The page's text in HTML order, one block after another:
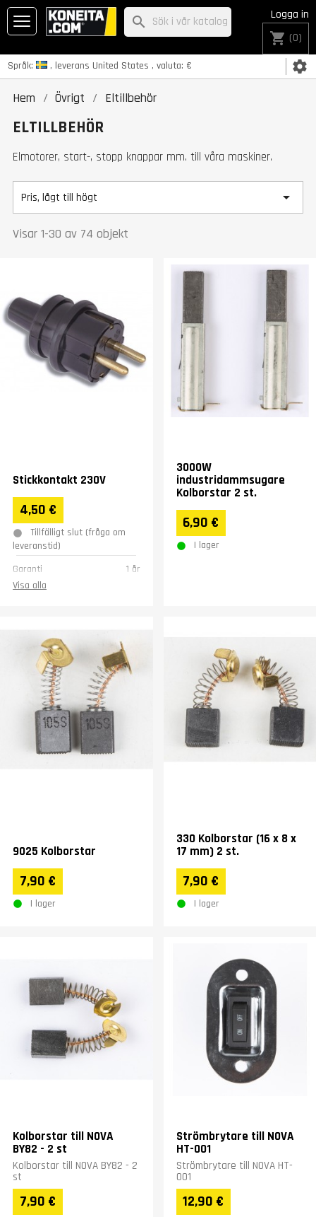
Språk: , leverans United States , valuta: € settings
Logga in
shopping_cart (0)
search
Hem Övrigt Eltillbehör
ELTILLBEHÖR
Elmotorer, start-, stopp knappar mm. till våra maskiner.
Pris, lågt till högt 
Visar 1-30 av 74 objekt
Stickkontakt 230V
4,50 €
Tillfälligt slut (fråga om
leveranstid)
Garanti
1 år
Visa alla
3000W
industridammsugare
Kolborstar 2 st.
6,90 €
I lager
9025 Kolborstar
7,90 €
I lager
330 Kolborstar (16 x 8 x
17 mm) 2 st.
7,90 €
I lager
Kolborstar till NOVA
BY82 - 2 st
Kolborstar till NOVA BY82 - 2
st
7,90 €
Strömbrytare till NOVA
HT-001
Strömbrytare till NOVA HT-
001
12,90 €